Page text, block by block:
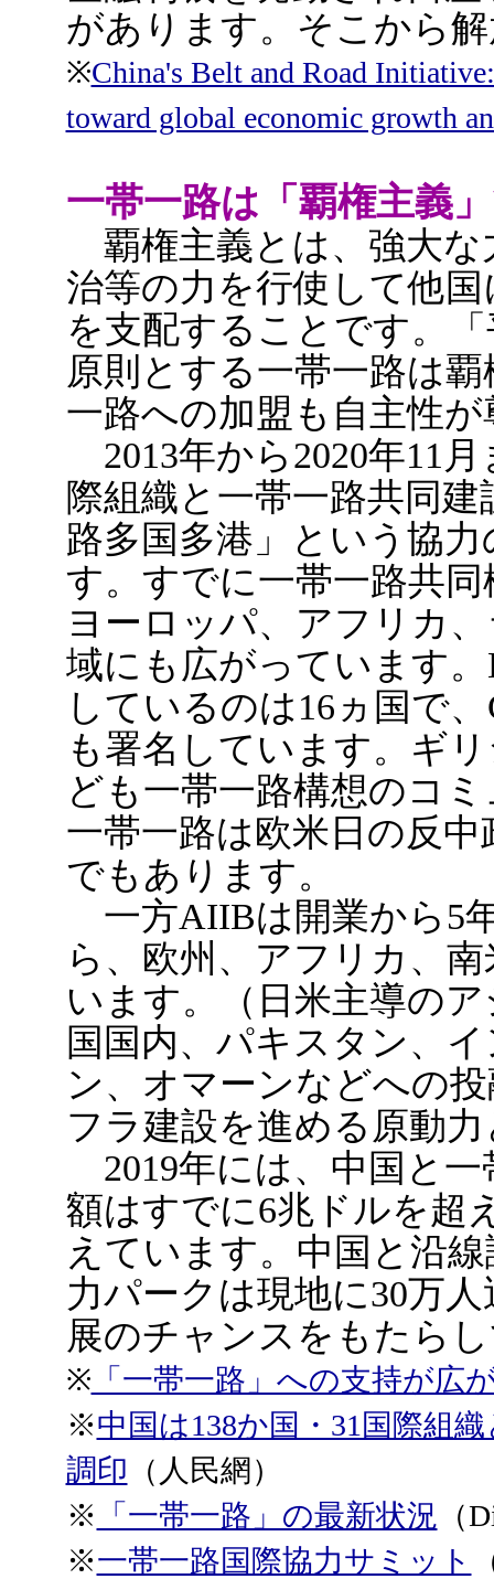
があります。そこから
※China's Belt and Road
toward global economic growth
一帯一路は「覇権主義
覇権主義とは、強大な
治等の力を行使して他
を支配することです。
原則とする一帯一路は
一路への加盟も自主性
2013年から2020年11
際組織と一帯一路共同
路多国多港」という協
す。すでに一帯一路共
ヨーロッパ、アフリカ
域にも広がっています
しているのは16ヵ国で
も署名しています。ギ
ども一帯一路構想のコ
一帯一路は欧米日の反
でもあります。
一方AIIBは開業から5
ら、欧州、アフリカ、
います。（日米主導の
国国内、パキスタン、
ン、オマーンなどへの
フラ建設を進める原動
2019年には、中国と一
額はすでに6兆ドルを超
えています。中国と沿
力パークは現地に30万
展のチャンスをもたら
※ 「一帯一路」への支持が広
※中国は138か国・31国際組
調印 （人民網）
※
「一帯一路」の最新状況 （
※一帯一路国際協力サミット